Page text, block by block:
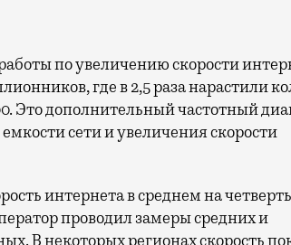
где в 2,5 раза нарастили
Это дополнительный частотный
сети и увеличения скорости
интернета в среднем на
проводил замеры средних и
В некоторых регионах скорость